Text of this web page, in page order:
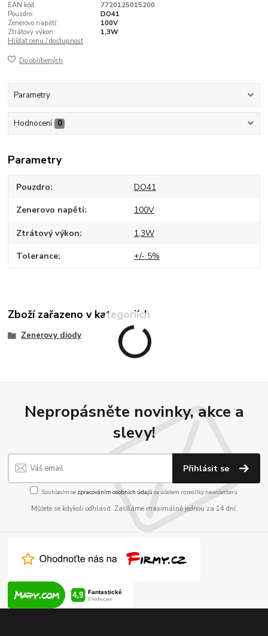
EAN kód:
7720125015200
Pouzdro:
DO41
Zenerovo napětí:
100V
Ztrátový výkon:
1,3W
Hlídat cenu / dostupnost
Do oblíbených
Parametry
Hodnocení 0
Parametry
Pouzdro DO41
Zenerovo napětí 100V
Ztrátový výkon 1,3W
Tolerance +/- 5%
Zboží zařazeno v kategoriích
Zenerovy diody
Nepropásněte novinky, akce a
slevy!
Přihlásit se
Souhlasím se zpracováním osobních údajůza účelem rozesílky newsletteru.
Můžete se kdykoli odhlásit. Zasíláme maximálně jednou za 14 dní.